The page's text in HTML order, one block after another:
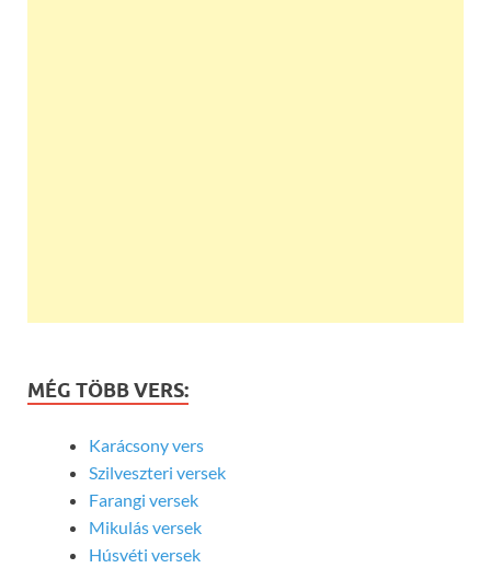
MÉG TÖBB VERS:
Karácsony vers
Szilveszteri versek
Farangi versek
Mikulás versek
Húsvéti versek